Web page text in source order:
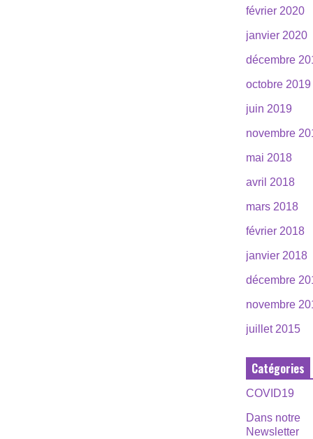
février 2020
janvier 2020
décembre
octobre 2019
juin 2019
novembre
mai 2018
avril 2018
mars 2018
février 2018
janvier 2018
décembre
novembre
juillet 2015
Catégories
COVID19
Dans notre
Newsletter